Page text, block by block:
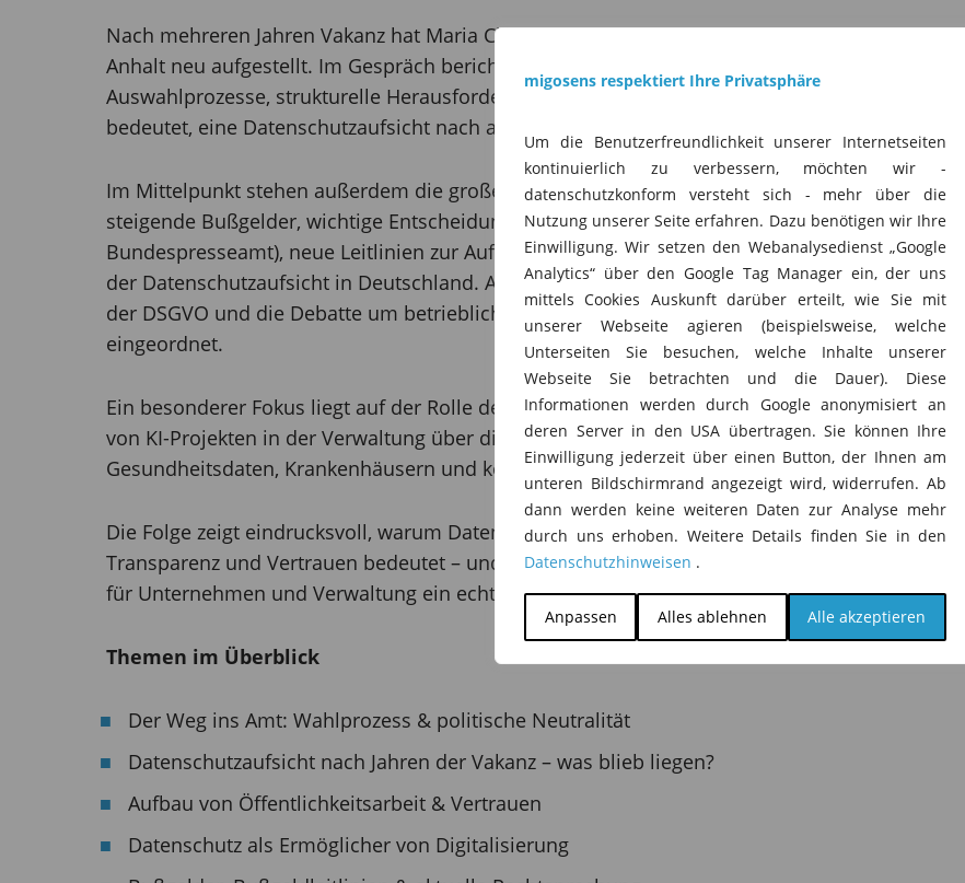
migosens respektiert Ihre Privatsphäre
Um die Benutzerfreundlichkeit unserer Internetseiten
kontinuierlich zu verbessern, möchten wir -
datenschutzkonform versteht sich - mehr über die
Nutzung unserer Seite erfahren. Dazu benötigen wir Ihre
Einwilligung. Wir setzen den Webanalysedienst „Google
Analytics“ über den Google Tag Manager ein, der uns
mittels Cookies Auskunft darüber erteilt, wie Sie mit
unserer Webseite agieren (beispielsweise, welche
Unterseiten Sie besuchen, welche Inhalte unserer
Webseite Sie betrachten und die Dauer). Diese
Informationen werden durch Google anonymisiert an
deren Server in den USA übertragen. Sie können Ihre
Einwilligung jederzeit über einen Button, der Ihnen am
unteren Bildschirmrand angezeigt wird, widerrufen. Ab
dann werden keine weiteren Daten zur Analyse mehr
durch uns erhoben. Weitere Details finden Sie in den
Datenschutzhinweisen .
Anpassen Alles ablehnen Alle akzeptieren
Nach mehreren Jahren Vakanz hat Maria Christina Rost die Datenschutzaufsicht in Sachsen-
Anhalt neu aufgestellt. Im Gespräch berichtet sie offen über ihren Weg ins Amt, die politischen
Auswahlprozesse, strukturelle Herausforderungen in der Behörde und darüber, was es
bedeutet, eine Datenschutzaufsicht nach außen wieder sichtbar zu machen.
Im Mittelpunkt stehen außerdem die großen Datenschutzthemen des Jahres 2025:
steigende Bußgelder, wichtige Entscheidungen von EuGH und BGH (u. a. SCHUFA, Fanpages,
Bundespresseamt), neue Leitlinien zur Aufsichtspraxis sowie die Diskussion um eine Reform
der Datenschutzaufsicht in Deutschland. Auch der Digital Omnibus, mögliche Anpassungen
der DSGVO und die Debatte um betriebliche Datenschutzbeauftragte werden kritisch
eingeordnet.
Ein besonderer Fokus liegt auf der Rolle des Datenschutzes als Partner der Digitalisierung:
von KI-Projekten in der Verwaltung über digitale Souveränität, Schule & Bildung bis hin zu
Gesundheitsdaten, Krankenhäusern und kommunaler Praxis.
Die Folge zeigt eindrucksvoll, warum Datenschutz nicht nur Kontrolle, sondern Beratung,
Transparenz und Vertrauen bedeutet – und warum frühe Einbindung von Aufsichtsbehörden
für Unternehmen und Verwaltung ein echter Mehrwert ist.
Themen im Überblick
Der Weg ins Amt: Wahlprozess & politische Neutralität
Datenschutzaufsicht nach Jahren der Vakanz – was blieb liegen?
Aufbau von Öffentlichkeitsarbeit & Vertrauen
Datenschutz als Ermöglicher von Digitalisierung